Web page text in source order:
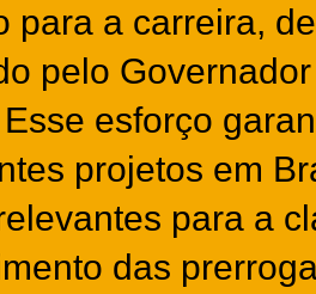
para a carreira,
pelo
esforço
projetos em
para a
das